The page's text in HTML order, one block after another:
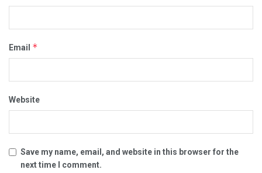
Email *
Website
Save my name, email, and website in this browser for the
next time I comment.